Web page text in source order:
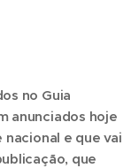
no Guia
anunciados hoje
e que vai
que